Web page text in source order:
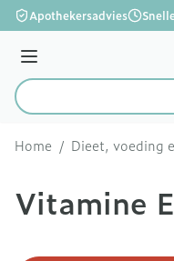
Ga naar de inhoud
Apothekersadvies
Menu
Product, merk,
Home / Dieet, voeding
Vitamine E